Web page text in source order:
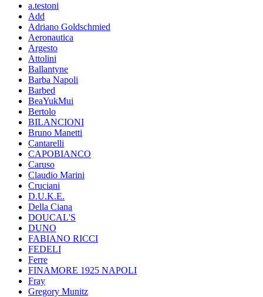
a.testoni
Add
Adriano Goldschmied
Aeronautica
Argesto
Attolini
Ballantyne
Barba Napoli
Barbed
BeaYukMui
Bertolo
BILANCIONI
Bruno Manetti
Cantarelli
CAPOBIANCO
Caruso
Claudio Marini
Cruciani
D.U.K.E.
Della Ciana
DOUCAL'S
DUNO
FABIANO RICCI
FEDELI
Ferre
FINAMORE 1925 NAPOLI
Fray
Gregory Munitz